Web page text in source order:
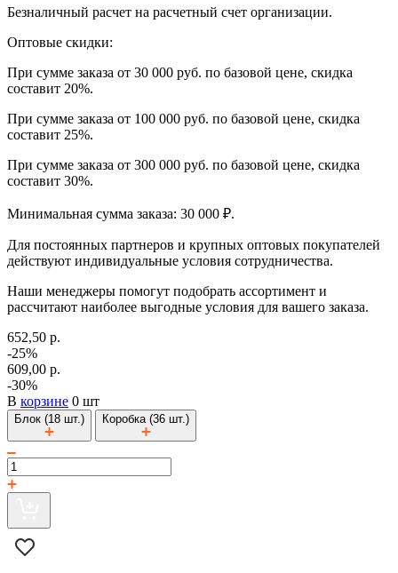
Безналичный расчет на расчетный счет организации.
Оптовые скидки:
При сумме заказа от 30 000 руб. по базовой цене, скидка
составит 20%.
При сумме заказа от 100 000 руб. по базовой цене, скидка
составит 25%.
При сумме заказа от 300 000 руб. по базовой цене, скидка
составит 30%.
Минимальная сумма заказа: 30 000 ₽.
Для постоянных партнеров и крупных оптовых покупателей
действуют индивидуальные условия сотрудничества.
Наши менеджеры помогут подобрать ассортимент и
рассчитают наиболее выгодные условия для вашего заказа.
652,50 р.
-25%
609,00 р.
-30%
В корзине 0 шт
Блок (18 шт.) Коробка (36 шт.)